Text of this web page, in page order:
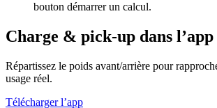
Charge & pick-up dans l’app
Répartissez le poids avant/arrière pour
usage réel.
Télécharger l’app